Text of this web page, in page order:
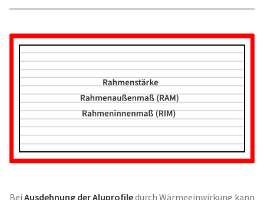
Bei Ausdehnung der Aluprofiledurch Wärmeeinwirkung kann